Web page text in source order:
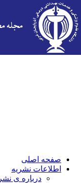
صفحه اصلی
اطلاعات نشریه
درباره ی نشریه